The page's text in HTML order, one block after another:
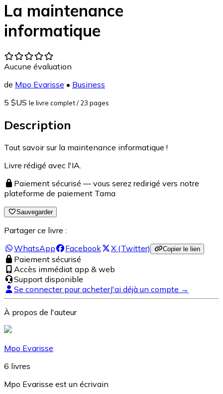
La maintenance
informatique
Aucune évaluation
de Mpo Evarisse • Business
5 $US le livre complet/ 23 pages
Description
Tout savoir sur la maintenance informatique !
Livre rédigé avec l'IA.
Paiement sécurisé — vous serez redirigé vers notre
plateforme de paiement Tama
Sauvegarder
Partager ce livre :
WhatsApp
Facebook X (Twitter) Copier le lien
Paiement sécurisé
Accès immédiat app & web
Support disponible
Se connecter pour acheterJ'ai déjà un compte →
À propos de l'auteur
Mpo Evarisse
6 livres
Mpo Evarisse est un écrivain